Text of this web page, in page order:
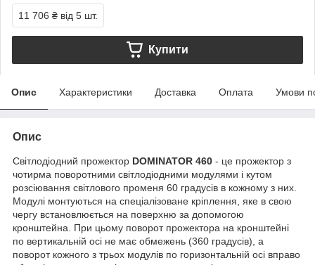
11 706 ₴ від 5 шт.
Купити
Опис Характеристики Доставка Оплата Умови
Опис
Світлодіодний прожектор DOMINATOR 460 - це прожектор з
чотирма поворотними світлодіодними модулями і кутом
розсіювання світлового променя 60 градусів в кожному з них.
Модулі монтуються на спеціалізоване кріплення, яке в свою
чергу встановлюється на поверхню за допомогою
кронштейна. При цьому поворот прожектора на кронштейні
по вертикальній осі не має обмежень (360 градусів), а
поворот кожного з трьох модулів по горизонтальній осі вправо